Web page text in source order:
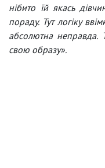
нібито їй якась
пораду. Тут логіку
абсолютна неправда.
свою образу».